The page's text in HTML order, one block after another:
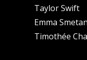
Taylor Swift
Emma
Timothée